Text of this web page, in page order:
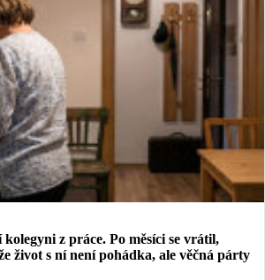
z práce. Po měsíci se vrátil,
život s ní není pohádka, ale věčná párty